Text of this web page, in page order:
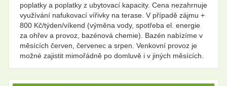
poplatky a poplatky z ubytovací kapacity. Cena nezahrnuje
využívání nafukovací vířivky na terase. V případě zájmu +
800 Kč/týden/víkend (výměna vody, spotřeba el. energie
za ohřev a provoz, bazénová chemie). Bazén nabízíme v
měsících červen, červenec a srpen. Venkovní provoz je
možné zajistit mimořádně po domluvě i v jiných měsících.